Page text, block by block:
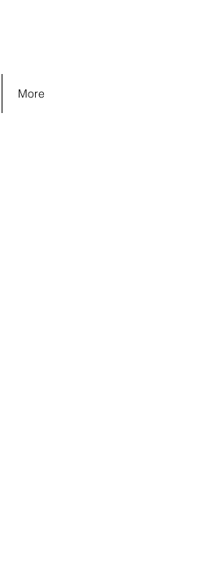
More